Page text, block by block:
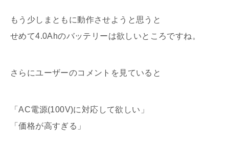
もう少しまともに動作させようと思うと
せめて4.0Ahのバッテリーは欲しいところですね。
さらにユーザーのコメントを見ていると
「AC電源(100V)に対応して欲しい」
「価格が高すぎる」